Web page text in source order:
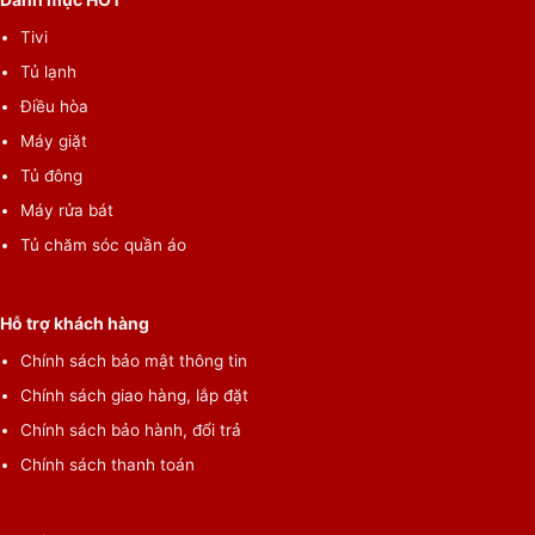
giản và sở hữu công suất 2 HP, phù hợp cho diện tích sử dụng
từ 20 – 30m². Người dùng có thể kiểm soát hoạt động của máy
lạnh LG thuận tiện bằng điện thoại, nhất là chủ động trong việc
kiểm soát điện năng tiêu thụ của thiết bị dễ dàng hơn.
THÔNG SỐ KỸ THUẬT
Tivi
Tủ lạnh
Điều hòa
Máy giặt
Tủ đông
Máy rửa bát
Tủ chăm sóc quần áo
Hỗ trợ khách hàng
Chính sách bảo mật thông tin
Chính sách giao hàng, lắp đặt
Chính sách bảo hành, đổi trả
Chính sách thanh toán